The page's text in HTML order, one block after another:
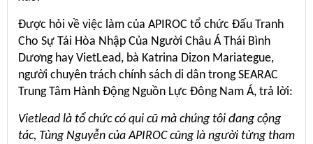
Được hỏi về việc làm của APIROC tổ chức Đấu Tranh
Cho Sự Tái Hòa Nhập Của Người Châu Á Thái Bình
Dương hay VietLead, bà Katrina Dizon Mariategue,
người chuyên trách chính sách di dân trong SEARAC
Trung Tâm Hành Động Nguồn Lực Đông Nam Á, trả lời:
Vietlead là tổ chức có qui cũ mà chúng tôi đang cộng
tác, Tùng Nguyễn của APIROC cũng là người từng tham